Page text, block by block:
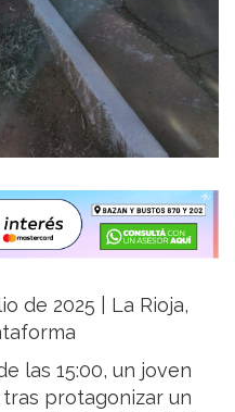
de 2025 | La Rioja,
las 15:00, un joven
protagonizar un